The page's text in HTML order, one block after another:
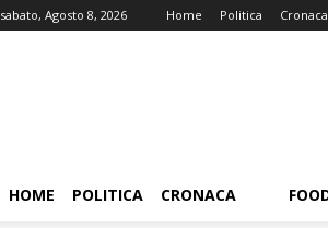
sabato, Agosto 8, 2026 Home Politica Cronaca
HOME POLITICA CRONACA